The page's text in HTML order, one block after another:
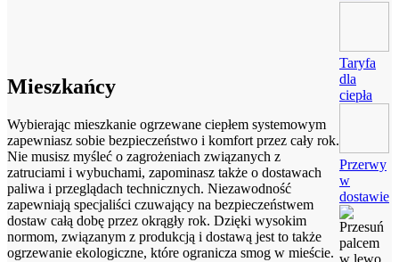
Mieszkańcy
Wybierając mieszkanie ogrzewane ciepłem systemowym
zapewniasz sobie bezpieczeństwo i komfort przez cały rok.
Nie musisz myśleć o zagrożeniach związanych z
zatruciami i wybuchami, zapominasz także o dostawach
paliwa i przeglądach technicznych. Niezawodność
zapewniają specjaliści czuwający na bezpieczeństwem
dostaw całą dobę przez okrągły rok. Dzięki wysokim
normom, związanym z produkcją i dostawą jest to także
ogrzewanie ekologiczne, które ogranicza smog w mieście.
Taryfa
dla
ciepła
Przerwy
w
dostawie